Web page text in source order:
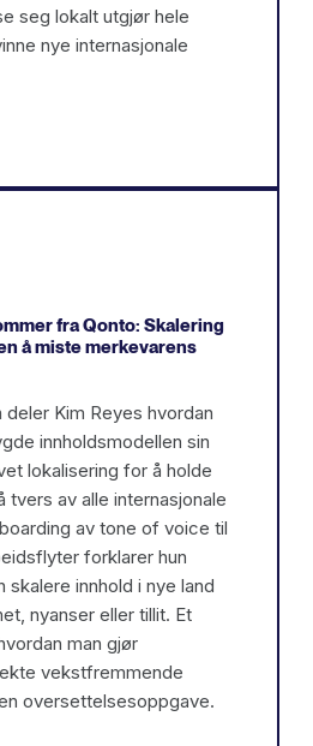
seg lokalt utgjør hele
nye internasjonale
fra Qonto: Skalering
å miste merkevarens
Kim Reyes hvordan
innholdsmodellen sin
lokalisering for å holde
tvers av alle internasjonale
av tone of voice til
forklarer hun
skalere innhold i nye land
nyanser eller tillit. Et
man gjør
vekstfremmende
oversettelsesoppgave.